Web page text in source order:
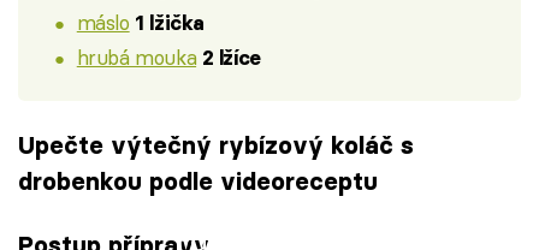
máslo 1 lžička
hrubá mouka 2 lžíce
Upečte výtečný rybízový koláč s
drobenkou podle videoreceptu
Failed to fetch